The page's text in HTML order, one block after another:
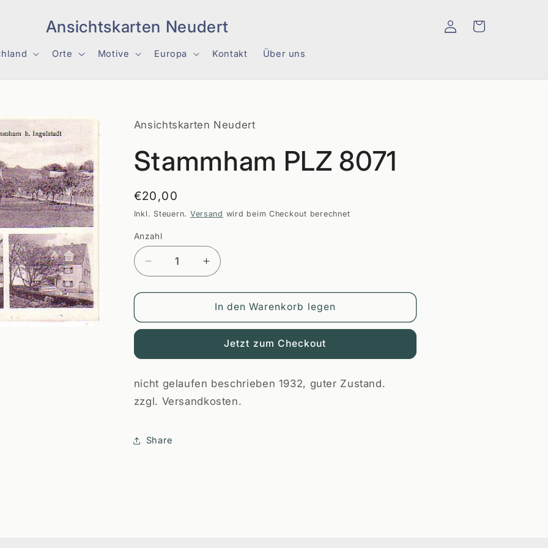
Ansichtskarten Neudert
Orte Motive Europa Kontakt Über uns
EinloggenWarenkorb
Ansichtskarten Neudert
Stammham PLZ 8071
Normaler
Preis
€20,00
Inkl. Steuern. Versand wird beim Checkout berechnet
Anzahl
Anzahl
Verringere
die
Menge
Stammham
Erhöhe
die
Menge
für
Stammham
8071
In den Warenkorb legen
Jetzt zum Checkout
nicht gelaufen beschrieben 1932, guter Zustand.
zzgl. Versandkosten.
Share